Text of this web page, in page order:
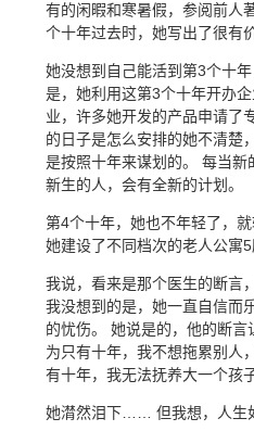
有的闲暇和寒暑假，参阅前人
个十年过去时，她写出了很有
她没想到自己能活到第3个十
是，她利用这第3个十年开办
业，许多她开发的产品申请了
的日子是怎么安排的她不清楚
是按照十年来谋划的。 每当新
新生的人，会有全新的计划。
第4个十年，她也不年轻了，就
她建设了不同档次的老人公寓5
我说，看来是那个医生的断言
我没想到的是，她一直自信而
的忧伤。 她说是的，他的断言
为只有十年，我不想拖累别人
有十年，我无法抚养大一个孩
她潸然泪下…… 但我想，人生